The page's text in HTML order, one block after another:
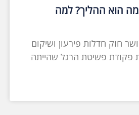
מה הוא ההליך? למה
חוק חדלות פירעון ושיקום
פקודת פשיטת הרגל שהייתה